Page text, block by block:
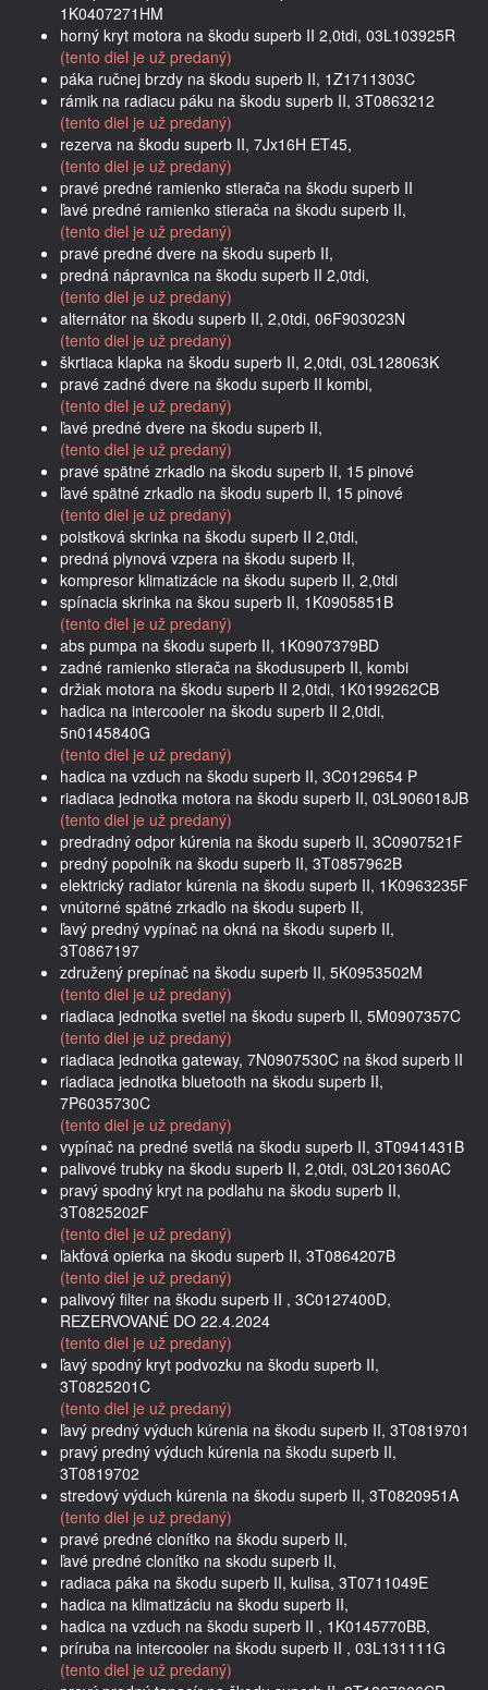
1K0407271HM
horný kryt motora na škodu superb II 2,0tdi, 03L103925R
(tento diel je už predaný)
páka ručnej brzdy na škodu superb II, 1Z1711303C
rámik na radiacu páku na škodu superb II, 3T0863212
(tento diel je už predaný)
rezerva na škodu superb II, 7Jx16H ET45,
(tento diel je už predaný)
pravé predné ramienko stierača na škodu superb II
ľavé predné ramienko stierača na škodu superb II,
(tento diel je už predaný)
pravé predné dvere na škodu superb II,
predná nápravnica na škodu superb II 2,0tdi,
(tento diel je už predaný)
alternátor na škodu superb II, 2,0tdi, 06F903023N
(tento diel je už predaný)
škrtiaca klapka na škodu superb II, 2,0tdi, 03L128063K
pravé zadné dvere na škodu superb II kombi,
(tento diel je už predaný)
ľavé predné dvere na škodu superb II,
(tento diel je už predaný)
pravé spätné zrkadlo na škodu superb II, 15 pinové
ľavé spätné zrkadlo na škodu superb II, 15 pinové
(tento diel je už predaný)
poistková skrinka na škodu superb II 2,0tdi,
predná plynová vzpera na škodu superb II,
kompresor klimatizácie na škodu superb II, 2,0tdi
spínacia skrinka na škou superb II, 1K0905851B
(tento diel je už predaný)
abs pumpa na škodu superb II, 1K0907379BD
zadné ramienko stierača na škodusuperb II, kombi
držiak motora na škodu superb II 2,0tdi, 1K0199262CB
hadica na intercooler na škodu superb II 2,0tdi,
5n0145840G
(tento diel je už predaný)
hadica na vzduch na škodu superb II, 3C0129654 P
riadiaca jednotka motora na škodu superb II, 03L906018JB
(tento diel je už predaný)
predradný odpor kúrenia na škodu superb II, 3C0907521F
predný popolník na škodu superb II, 3T0857962B
elektrický radiator kúrenia na škodu superb II, 1K0963235F
vnútorné spätné zrkadlo na škodu superb II,
ľavý predný vypínač na okná na škodu superb II,
3T0867197
združený prepínač na škodu superb II, 5K0953502M
(tento diel je už predaný)
riadiaca jednotka svetiel na škodu superb II, 5M0907357C
(tento diel je už predaný)
riadiaca jednotka gateway, 7N0907530C na škod superb II
riadiaca jednotka bluetooth na škodu superb II,
7P6035730C
(tento diel je už predaný)
vypínač na predné svetlá na škodu superb II, 3T0941431B
palivové trubky na škodu superb II, 2,0tdi, 03L201360AC
pravý spodný kryt na podlahu na škodu superb II,
3T0825202F
(tento diel je už predaný)
ľakťová opierka na škodu superb II, 3T0864207B
(tento diel je už predaný)
palivový filter na škodu superb II , 3C0127400D,
REZERVOVANÉ DO 22.4.2024
(tento diel je už predaný)
ľavý spodný kryt podvozku na škodu superb II,
3T0825201C
(tento diel je už predaný)
ľavý predný výduch kúrenia na škodu superb II, 3T0819701
pravý predný výduch kúrenia na škodu superb II,
3T0819702
stredový výduch kúrenia na škodu superb II, 3T0820951A
(tento diel je už predaný)
pravé predné clonítko na škodu superb II,
ľavé predné clonítko na skodu superb II,
radiaca páka na škodu superb II, kulisa, 3T0711049E
hadica na klimatizáciu na škodu superb II,
hadica na vzduch na škodu superb II , 1K0145770BB,
príruba na intercooler na škodu superb II , 03L131111G
(tento diel je už predaný)